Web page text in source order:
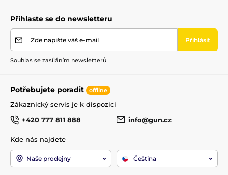
Přihlaste se do newsletteru
Zde napište váš e-mail Přihlásit
Souhlas se zasíláním newsletterů
Potřebujete poradit offline
Zákaznický servis je k dispozici
+420 777 811 888
info@gun.cz
Kde nás najdete
Naše prodejny Čeština